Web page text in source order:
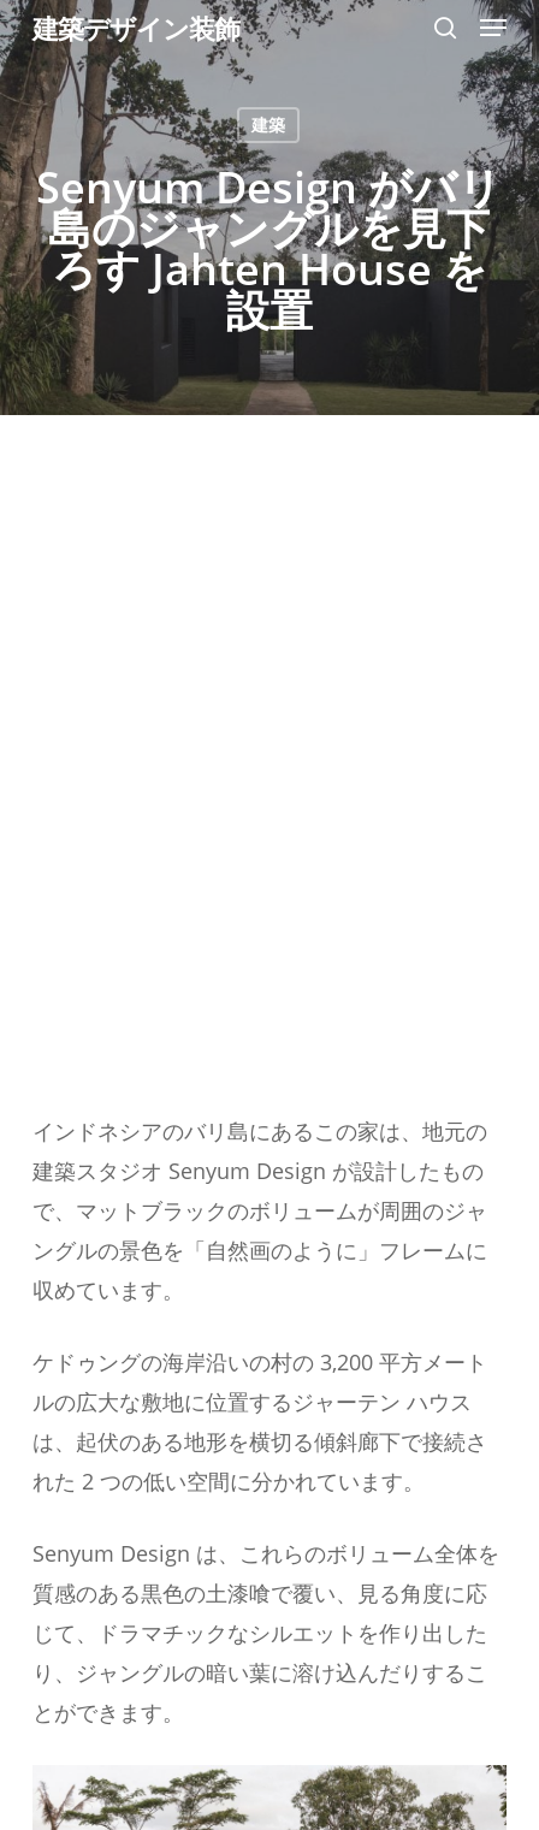
Skip
to
main
content
建築デザイン装飾
search
Menu
建築
Senyum Design がバリ
島のジャングルを見下
ろす Jahten House を
設置
インドネシアのバリ島にあるこの家は、地元の
建築スタジオ Senyum Design が設計したもの
で、マットブラックのボリュームが周囲のジャ
ングルの景色を「自然画のように」フレームに
収めています。
ケドゥングの海岸沿いの村の 3,200 平方メート
ルの広大な敷地に位置するジャーテン ハウス
は、起伏のある地形を横切る傾斜廊下で接続さ
れた 2 つの低い空間に分かれています。
Senyum Design は、これらのボリューム全体を
質感のある黒色の土漆喰で覆い、見る角度に応
じて、ドラマチックなシルエットを作り出した
り、ジャングルの暗い葉に溶け込んだりするこ
とができます。
Close
Menu